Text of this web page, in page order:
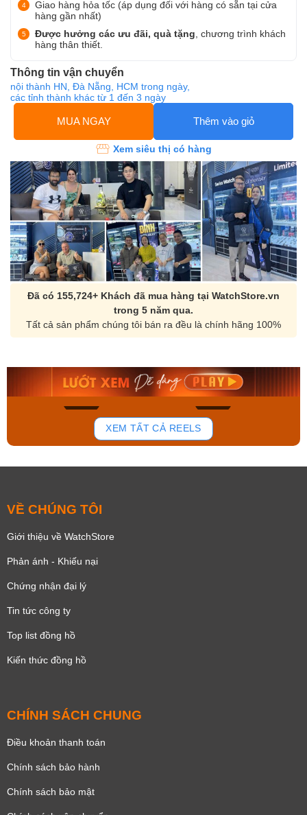
Giao hàng hỏa tốc (áp dụng đối với hàng có sẵn tại cửa
hàng gần nhất)
Được hưởng các ưu đãi, quà tặng , chương trình khách
hàng thân thiết.
Thông tin vận chuyển
nội thành HN, Đà Nẵng, HCM trong ngày,
các tỉnh thành khác từ 1 đến 3 ngày
MUA NGAY Thêm vào giỏ
Xem siêu thị có hàng
Đã có 155,724+ Khách đã mua hàng tại WatchStore.vn
trong 5 năm qua.
Tất cả sản phẩm chúng tôi bán ra đều là chính hãng 100%
136
Orient Nam RA-
Mua ngay
Casio Nam MTS-
Mua ngay
XEM TẤT CẢ REELS
VỀ CHÚNG TÔI
Giới thiệu về WatchStore
Phản ánh - Khiếu nại
Chứng nhận đại lý
Tin tức công ty
Top list đồng hồ
Kiến thức đồng hồ
CHÍNH SÁCH CHUNG
Điều khoản thanh toán
Chính sách bảo hành
Chính sách bảo mật